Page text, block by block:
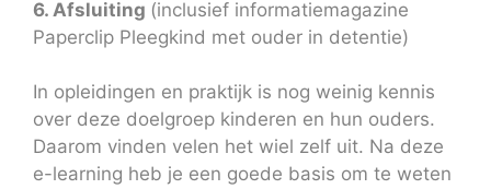
6. Afsluiting (inclusief informatiemagazine
Paperclip Pleegkind met ouder in detentie)
In opleidingen en praktijk is nog weinig kennis
over deze doelgroep kinderen en hun ouders.
Daarom vinden velen het wiel zelf uit. Na deze
e-learning heb je een goede basis om te weten